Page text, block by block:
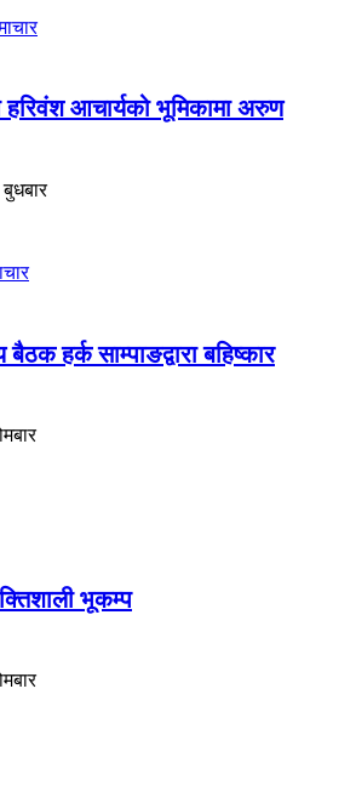
हरिवंश आचार्यको भूमिकामा अरुण
बैठक हर्क साम्पाङद्वारा बहिष्कार
भूकम्प